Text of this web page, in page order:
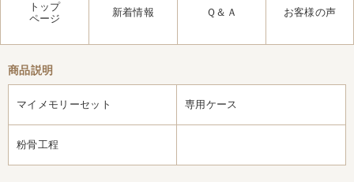
トップ
ページ
新着情報 Ｑ＆Ａ お客様の声
商品説明
マイメモリーセット 専用ケース
粉骨工程